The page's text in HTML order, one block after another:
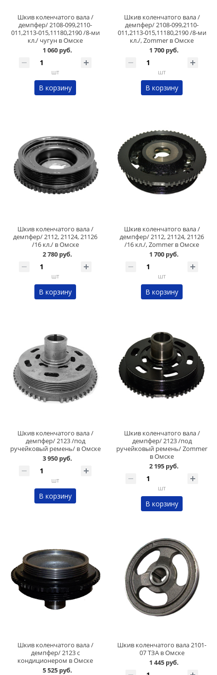
Шкив коленчатого вала /
демпфер/ 2108-099,2110-
011,2113-015,11180,2190 /8-ми
кл./ чугун в Омске
1 060 руб.
шт
В корзину
Шкив коленчатого вала /
демпфер/ 2108-099,2110-
011,2113-015,11180,2190 /8-ми
кл./, Zommer в Омске
1 700 руб.
шт
В корзину
Шкив коленчатого вала /
демпфер/ 2112, 21124, 21126
/16 кл./ в Омске
2 780 руб.
шт
В корзину
Шкив коленчатого вала /
демпфер/ 2112, 21124, 21126
/16 кл./, Zommer в Омске
1 700 руб.
шт
В корзину
Шкив коленчатого вала /
демпфер/ 2123 /под
ручейковый ремень/ в Омске
3 950 руб.
шт
В корзину
Шкив коленчатого вала /
демпфер/ 2123 /под
ручейковый ремень/ Zommer
в Омске
2 195 руб.
шт
В корзину
Шкив коленчатого вала /
демпфер/ 2123 с
кондиционером в Омске
5 525 руб.
Шкив коленчатого вала 2101-
07 ТЗА в Омске
1 445 руб.